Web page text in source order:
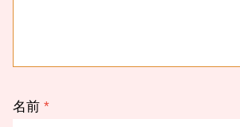
名前 *